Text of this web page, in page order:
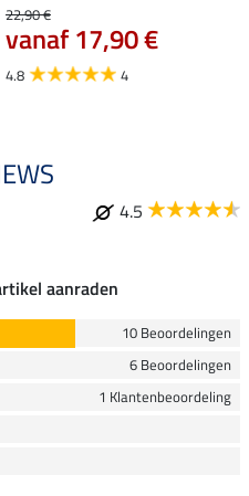
22,90 €
vanaf 17,90 €
4.8 4
4.5
aanraden
10 Beoordelingen
6 Beoordelingen
1 Klantenbeoordeling